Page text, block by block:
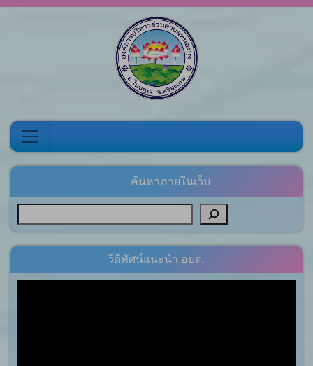
ค้นหาภายในเว็บ
วีดีทัศน์แนะนำ อบต.